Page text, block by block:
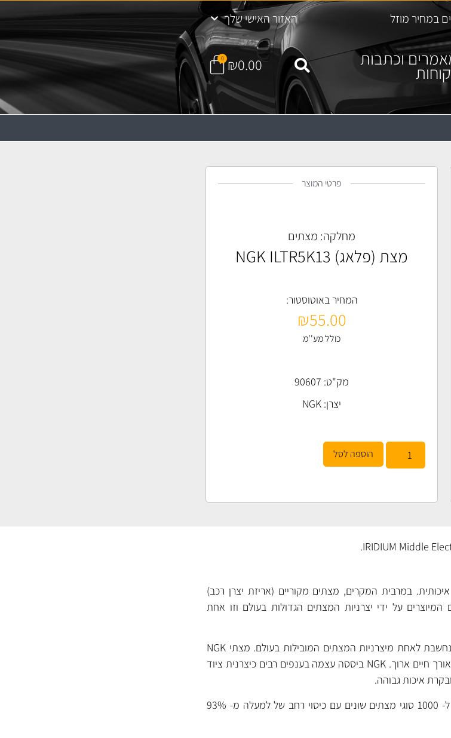
במחיר מוזל האזור האישי שלך
וכתבות ₪0.00
0
פרטי המוצר
מחלקה: מצתים
מצת (פלאג) NGK ILTR5K13
המחיר באוטוסטור:
₪55.00
כולל מע''מ
מק"ט: 90607
יצרן: NGK
הוספה לסל
במרבית המקרים, מצתים מקוריים (אריזת יצרן רכב)
על ידי יצרניות המצתים הגדולות בעולם וזו אחת
NGK מפתחת ומייצרת מצתים מאז שנות ה- 30 ונחשבת לאחת מיצרניות המצתים המובילות בעולם. מצתי NGK
נחשבים למצתים מתקדמים בעלי ביצועים גבוהים ואורך חיים ארוך. NGK ביססה עצמה בענפים רבים כיצרנית ציוד
NGK משקיעה רבות במחקר ופיתוח ומייצרת מעל ל- 1000 סוגי מצתים שונים עם כיסוי רחב של למעלה מ- 93%